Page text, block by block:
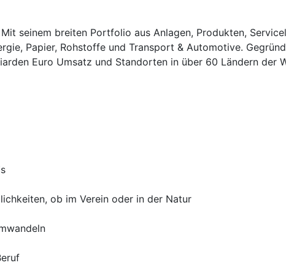
seinem breiten Portfolio aus Anlagen, Produkten,
Papier, Rohstoffe und Transport & Automotive.
Euro Umsatz und Standorten in über 60 Ländern der
ob im Verein oder in der Natur